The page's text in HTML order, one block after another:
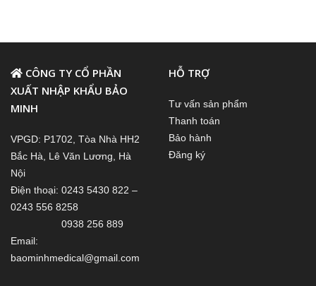
CÔNG TY CỔ PHẦN
XUẤT NHẬP KHẨU BẢO
MINH
VPGD: P1702, Tòa Nhà HH2
Bắc Hà, Lê Văn Lương, Hà
Nội
Điện thoại: 0243 5430 822 –
0243 556 8258
0938 256 889
Email:
baominhmedical@gmail.com
HỖ TRỢ
Tư vấn sản phẩm
Thanh toán
Bảo hành
Đăng ký